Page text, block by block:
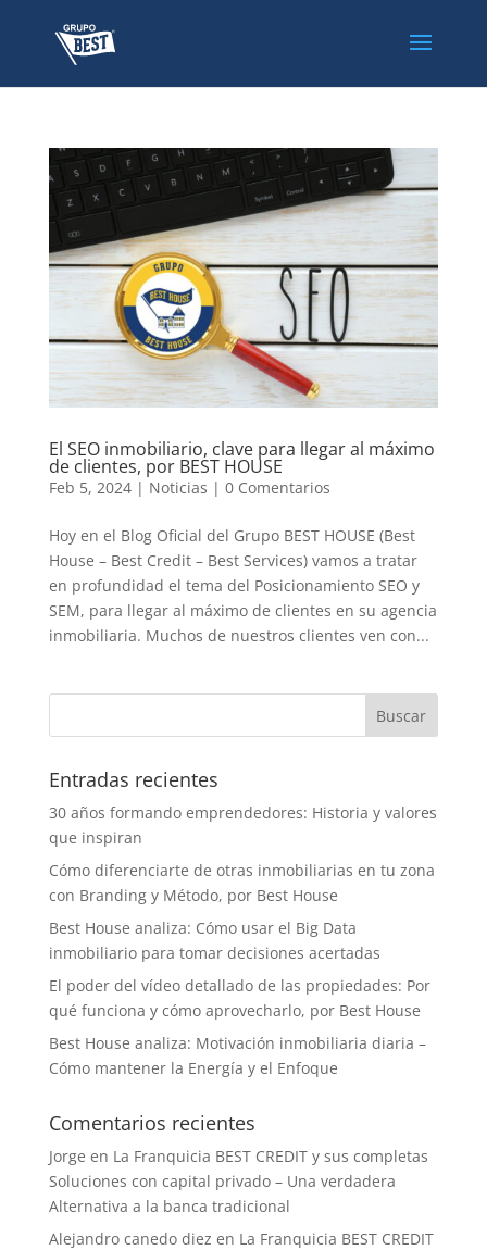
El SEO inmobiliario, clave para llegar al máximo
de clientes, por BEST HOUSE
Feb 5, 2024| Noticias | 0 Comentarios
Hoy en el Blog Oficial del Grupo BEST HOUSE (Best
House – Best Credit – Best Services) vamos a tratar
en profundidad el tema del Posicionamiento SEO y
SEM, para llegar al máximo de clientes en su agencia
inmobiliaria. Muchos de nuestros clientes ven con...
Entradas recientes
30 años formando emprendedores: Historia y valores
que inspiran
Cómo diferenciarte de otras inmobiliarias en tu zona
con Branding y Método, por Best House
Best House analiza: Cómo usar el Big Data
inmobiliario para tomar decisiones acertadas
El poder del vídeo detallado de las propiedades: Por
qué funciona y cómo aprovecharlo, por Best House
Best House analiza: Motivación inmobiliaria diaria –
Cómo mantener la Energía y el Enfoque
Comentarios recientes
Jorge en La Franquicia BEST CREDIT y sus completas
Soluciones con capital privado – Una verdadera
Alternativa a la banca tradicional
Alejandro canedo diez en La Franquicia BEST CREDIT